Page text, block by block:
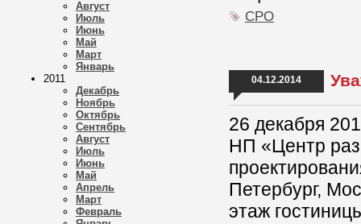
Август
Июль
Июнь
Май
Март
Январь
2011
Декабрь
Ноябрь
Октябрь
Сентябрь
Август
Июль
Июнь
Май
Апрель
Март
Февраль
СРО
04.12.2014
26 декабря
НП «Центр
Петербург,
этаж